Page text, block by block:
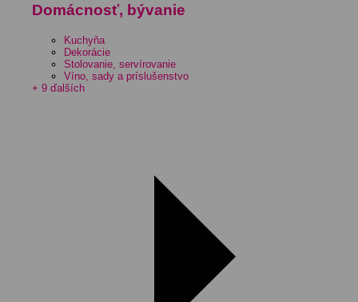
Domácnosť, bývanie
Kuchyňa
Dekorácie
Stolovanie, servírovanie
Víno, sady a príslušenstvo
+ 9 ďalších